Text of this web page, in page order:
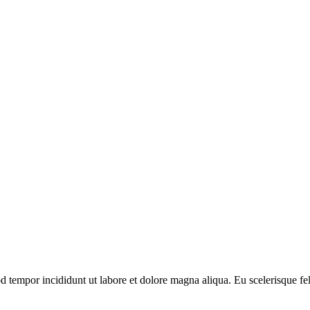
tempor incididunt ut labore et dolore magna aliqua. Eu scelerisque